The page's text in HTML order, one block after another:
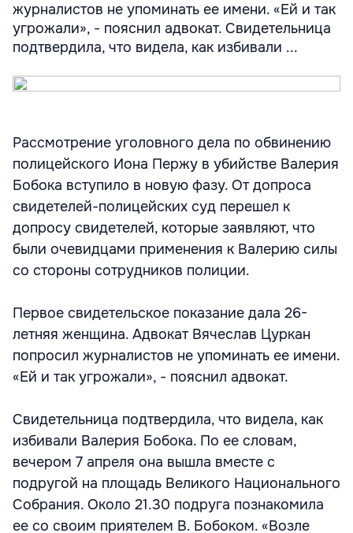
журналистов не упоминать ее имени. «Ей и так
угрожали», - пояснил адвокат. Свидетельница
подтвердила, что видела, как избивали ...
Рассмотрение уголовного дела по обвинению
полицейского Иона Пержу в убийстве Валерия
Бобока вступило в новую фазу. От допроса
свидетелей-полицейских суд перешел к
допросу свидетелей, которые заявляют, что
были очевидцами применения к Валерию силы
со стороны сотрудников полиции.
Первое свидетельское показание дала 26-
летняя женщина. Адвокат Вячеслав Цуркан
попросил журналистов не упоминать ее имени.
«Ей и так угрожали», - пояснил адвокат.
Свидетельница подтвердила, что видела, как
избивали Валерия Бобока. По ее словам,
вечером 7 апреля она вышла вместе с
подругой на площадь Великого Национального
Собрания. Около 21.30 подруга познакомила
ее со своим приятелем В. Бобоком. «Возле